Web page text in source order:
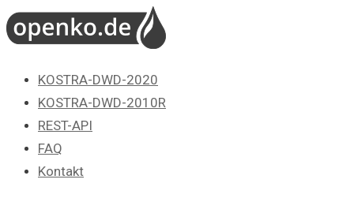
KOSTRA-DWD-2020
KOSTRA-DWD-2010R
REST-API
FAQ
Kontakt